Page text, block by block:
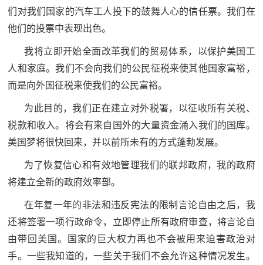
们对我们国家的汽车工人投下的鼓舞人心的信任票。我们在
他们的投票中表现出色。
我将立即开始全面改革我们的贸易体系，以保护美国工
人和家庭。我们不会向我们的公民征税来使其他国家富裕，
而是向外国征税来使我们的公民富裕。
为此目的，我们正在建立对外税署，以征收所有关税、
税款和收入。将会有来自国外的大量资金涌入我们的国库。
美国梦将很快回来，并以前所未有的方式蓬勃发展。
为了恢复信心和有效地管理我们的联邦政府，我的政府
将建立全新的政府效率部。
在年复一年的非法和违反宪法的限制言论自由之后，我
还将签署一项行政命令，立即停止所有政府审查，将言论自
由带回美国。国家的巨大权力再也不会被用来迫害政治对
手。一些我知道的，一些关于我们不会允许这种情况发生。